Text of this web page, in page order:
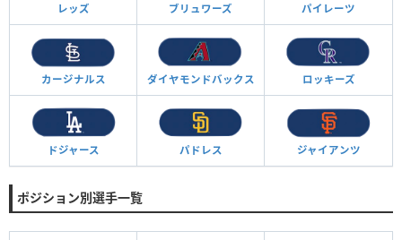
レッズ ブリュワーズ パイレーツ
カージナルス ダイヤモンドバックス ロッキーズ
ドジャース パドレス ジャイアンツ
ポジション別選手一覧